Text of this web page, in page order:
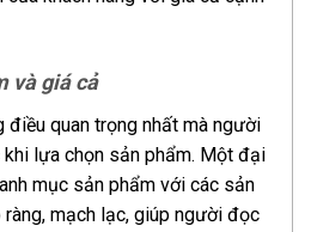
và giá cả
quan trọng nhất mà người
lựa chọn sản phẩm. Một đại
mục sản phẩm với các sản
mạch lạc, giúp người đọc